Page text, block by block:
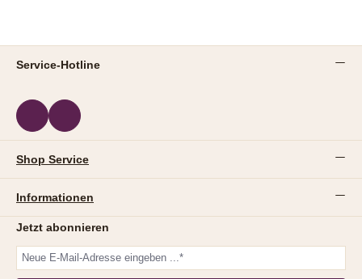
Service-Hotline
Shop Service
Informationen
Jetzt abonnieren